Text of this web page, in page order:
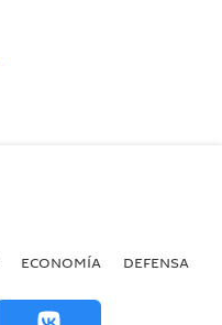
ECONOMÍA DEFENSA